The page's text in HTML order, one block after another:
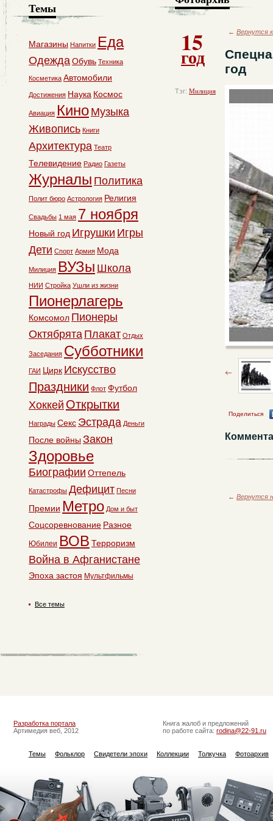
15
год
Тэг: Милиция
← Вернутся
год
Поделиться
← Вернутся
Темы
Магазины Напитки Еда
ОдеждаОбувь Техника
Косметика Автомобили
Достижения Наука Космос
Авиация Кино Музыка
Живопись Книги
Архитектура Театр
Телевидение Радио Газеты
Журналы Политика
Полит бюро Астрология Религия
Свадьбы 1 мая 7 ноября
Новый год Игрушки Игры
Дети Спорт Армия Мода
Милиция ВУЗы Школа
НИИ Стройка Ушли из жизни
Пионерлагерь
Комсомол Пионеры
Октябрята Плакат Отдых
Заседания Субботники
ГАИ Цирк Искусство
Праздники Флот Футбол
Хоккей Открытки
Награды Секс Эстрада Деньги
После войны Закон
Здоровье
Биографии Оттепель
Катастрофы Дефицит Песни
Премии Метро Дом и быт
Соцсоревнование Разное
Юбилеи ВОВ Терроризм
Война в Афганистане
Эпоха застоя Мультфильмы
Все темы
Разработка портала
Артимедия веб, 2012
Книга жалоб и предложений
по работе сайта: rodina@22-91.ru
Темы Фольклор Свидетели эпохи Коллекции Толкучка Фотоархив